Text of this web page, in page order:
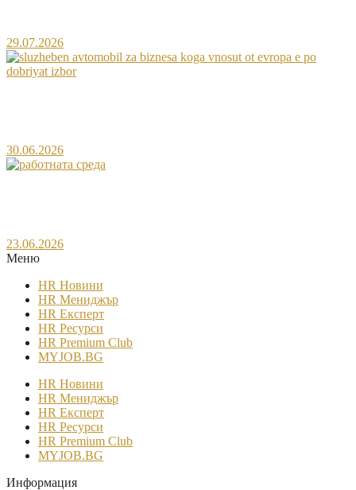
29.07.2026
30.06.2026
23.06.2026
Меню​
HR Новини
HR Мениджър
HR Експерт
HR Ресурси
HR Premium Club
MYJOB.BG
HR Новини
HR Мениджър
HR Експерт
HR Ресурси
HR Premium Club
MYJOB.BG
Информация